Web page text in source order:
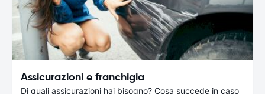
Assicurazioni e franchigia
Di quali assicurazioni hai bisogno? Cosa succede in caso